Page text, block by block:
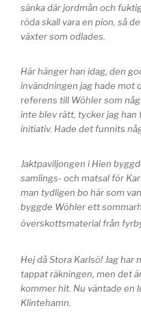
sänka där jordmån och
röda skall vara en pion, så
växter som odlades.
Här hänger han idag, den
invändningen jag hade mot
referens till Wöhler som
inte blev rätt, tycker jag
initiativ. Hade det funnits
Jaktpaviljongen i Hien
samlings- och matsal för
man tydligen bo här som
byggde Wöhler ett
överskottsmaterial från
Hej då Stora Karlsö! Jag har
tappat räkningen, men det
kommer hit. Nu väntade en
Klintehamn.